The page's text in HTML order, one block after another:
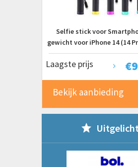
Selfie stick voor
gewicht voor iPhone 14 (14
(13 Pro/13 Pro Max) iPhone
Pro/ 12 Pro Max), iPhone X€
Laagste prijs
Bekijk aanbieding